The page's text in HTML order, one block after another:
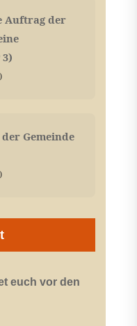
Auftrag der
Gemeinde
euch vor den